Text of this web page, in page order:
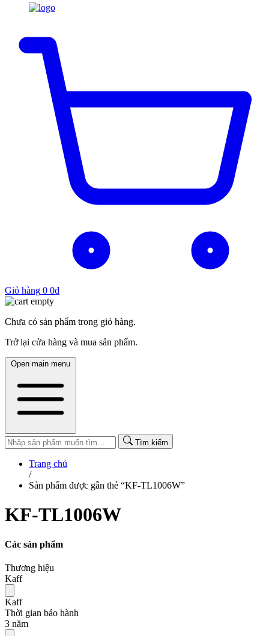
Giỏ hàng 0 0₫
Chưa có sản phẩm trong giỏ hàng.
Trở lại cửa hàng và mua sản phẩm.
Open main menu
Tìm kiếm
Trang chủ
/
Sản phẩm được gắn thẻ “KF-TL1006W”
KF-TL1006W
Các sản phẩm
Thương hiệu
Kaff
Kaff
Thời gian bảo hành
3 năm